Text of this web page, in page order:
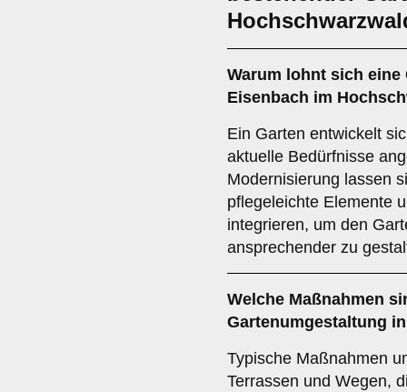
Warum lohnt sich
Eisenbach im
Ein Garten entwickelt
aktuelle Bedürfnisse
Modernisierung lassen
pflegeleichte Elemente
integrieren, um den
ansprechender zu
Welche Maßnahmen
Gartenumgestaltung
Typische Maßnahmen
Terrassen und Wegen,